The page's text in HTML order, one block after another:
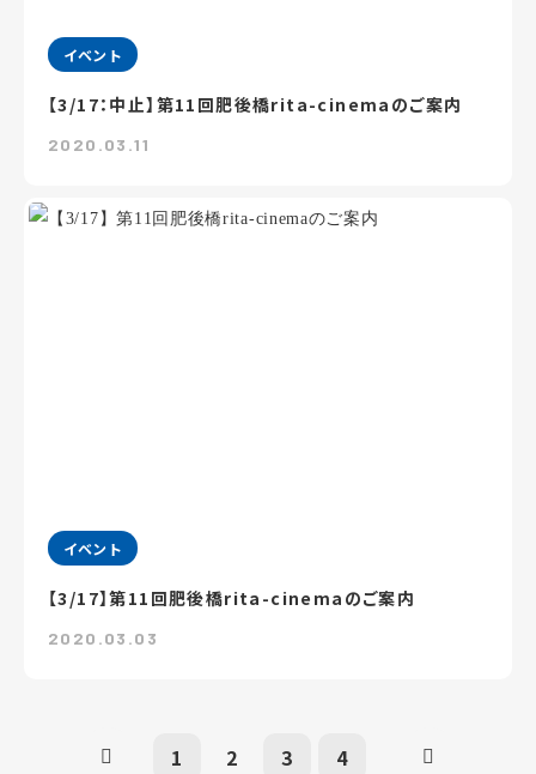
イベント
【3/17：中止】第11回肥後橋rita-cinemaのご案内
2020.03.11
イベント
【3/17】第11回肥後橋rita-cinemaのご案内
2020.03.03
1 2 3 4